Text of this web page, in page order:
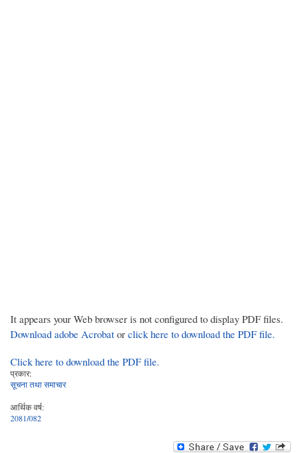
It appears your Web browser is not configured to display PDF files.
Download adobe Acrobat or click here to download the PDF file.
Click here to download the PDF file.
प्रकार:
सूचना तथा समाचार
आर्थिक वर्ष:
2081/082